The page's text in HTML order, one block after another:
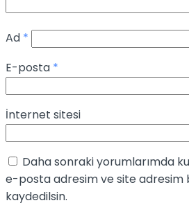
Ad *
E-posta *
İnternet sitesi
Daha sonraki yorumlarımda
e-posta adresim ve site adresim
kaydedilsin.